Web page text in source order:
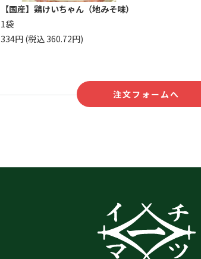
【国産】鶏けいちゃん（地みそ味）
1袋
334円 (税込 360.72円)
注文フォームへ